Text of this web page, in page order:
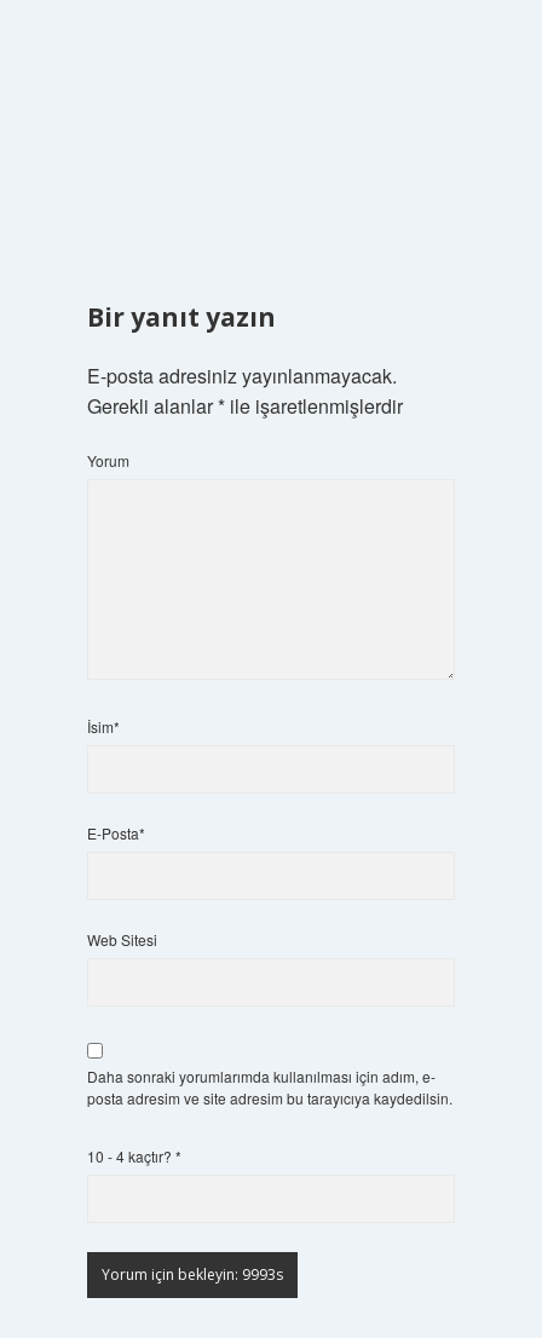
Bir yanıt yazın
E-posta adresiniz yayınlanmayacak.
Gerekli alanlar*ile işaretlenmişlerdir
Yorum
İsim*
E-Posta*
Web Sitesi
Daha sonraki yorumlarımda kullanılması için adım, e-
posta adresim ve site adresim bu tarayıcıya kaydedilsin.
10 - 4 kaçtır? *